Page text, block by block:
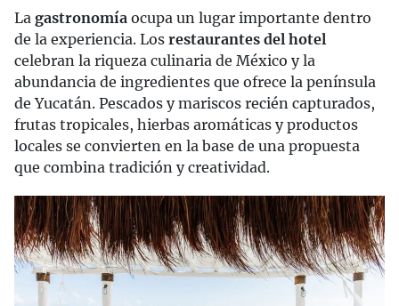
La gastronomía ocupa un lugar importante dentro
de la experiencia. Los restaurantes del hotel
celebran la riqueza culinaria de México y la
abundancia de ingredientes que ofrece la península
de Yucatán. Pescados y mariscos recién capturados,
frutas tropicales, hierbas aromáticas y productos
locales se convierten en la base de una propuesta
que combina tradición y creatividad.